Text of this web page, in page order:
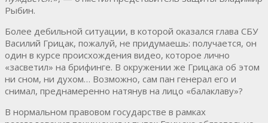
Рыбин.
Более дебильной ситуации, в которой оказался глава СБУ
Василий Грицак, пожалуй, не придумаешь: получается, он
один в курсе происхождения видео, которое лично
«засветил» на брифинге. В окружении же Грицака об этом
ни сном, ни духом… Возможно, сам пан генерал его и
снимал, преднамеренно натянув на лицо «балаклаву»?
В нормальном правовом государстве в рамках